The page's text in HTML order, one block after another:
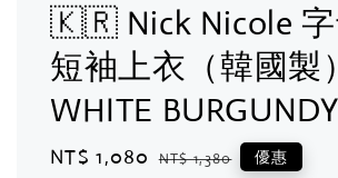
🇰🇷 Nick Nicole 字
短袖上衣（韓國製
WHITE BURGUNDY
Sale
NT$ 1,080 Regular
NT$ 1,380 優惠